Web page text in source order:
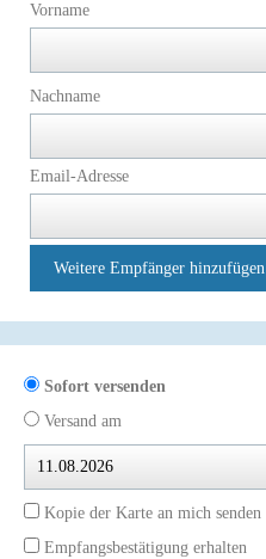
Vorname
Nachname
Email-Adresse
Weitere Empfänger hinzufügen
Sofort versenden
Versand am
Kopie der Karte an mich senden
Empfangsbestätigung erhalten